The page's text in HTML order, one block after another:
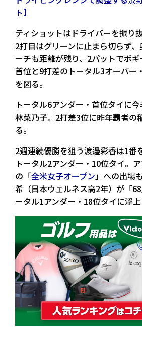
ト】
ティショットはドライバーを振り
2打目はグリーンに止まら切らず
ーチも距離が残り、2パットでボギ
首位と9打差のトータル3オーバー
を図る。
トータル6アンダー・首位タイに
林菜乃子。2打差3位に昨年覇者の
る。
2週連続優勝を狙う渡邉彩香は1番
トータル2アンダー・10位タイ。
の「全米女子オープン」への出場
希（日本ウェルネス高2年）が「
ータル1アンダー・18位タイに浮上